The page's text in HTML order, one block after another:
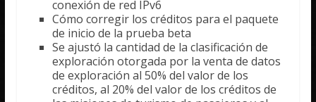
conexión de red IPv6
Cómo corregir los créditos para el paquete
de inicio de la prueba beta
Se ajustó la cantidad de la clasificación de
exploración otorgada por la venta de datos
de exploración al 50% del valor de los
créditos, al 20% del valor de los créditos de